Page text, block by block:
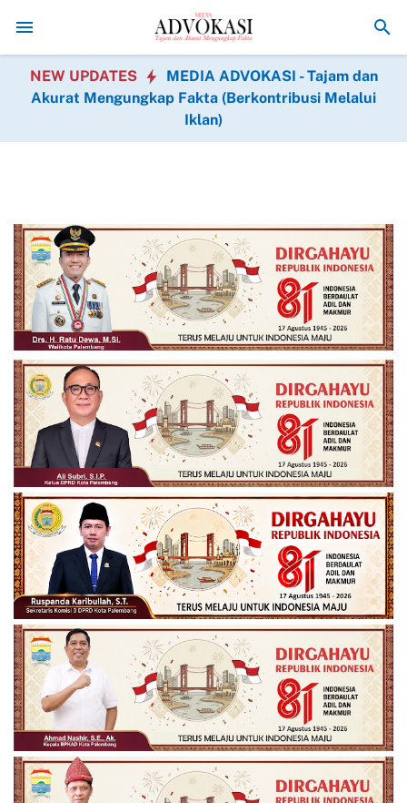
Semangat Manunggal Bersama Rakyat di HUT Ke-1 Agar
NEW UPDATES
MEDIA ADVOKASI - Tajam dan
Akurat Mengungkap Fakta (Berkontribusi Melalui
Iklan)